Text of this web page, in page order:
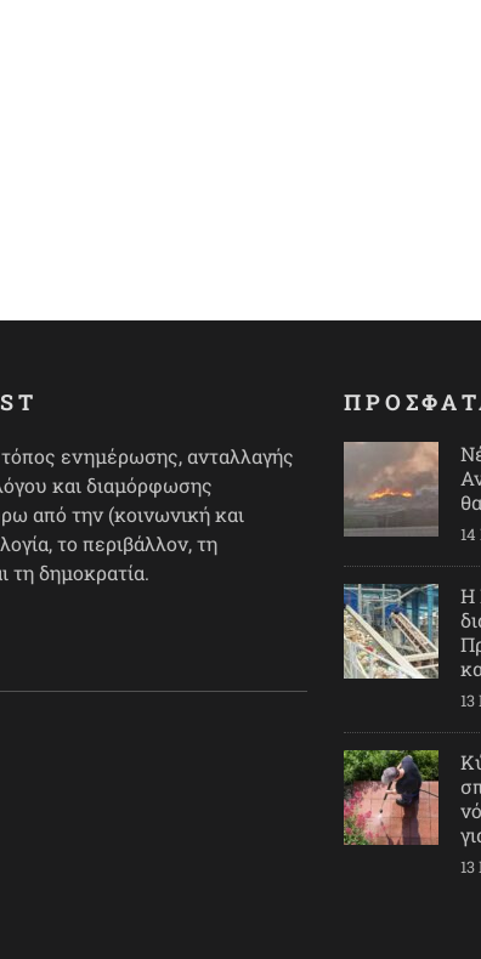
ενημέρωσης, ανταλλαγής
και διαμόρφωσης
από την (κοινωνική και
το περιβάλλον, τη
τη δημοκρατία.
14
Η
13
13